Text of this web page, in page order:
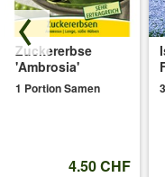
Zuckererbse
'Ambrosia'
1 Portion Samen
4.50 CHF